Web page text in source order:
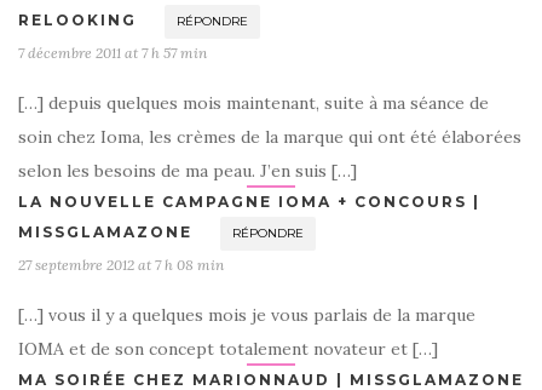
RELOOKING
RÉPONDRE
7 décembre 2011 at 7 h 57 min
[…] depuis quelques mois maintenant, suite à ma séance de
soin chez Ioma, les crèmes de la marque qui ont été élaborées
selon les besoins de ma peau. J’en suis […]
LA NOUVELLE CAMPAGNE IOMA + CONCOURS |
MISSGLAMAZONE
RÉPONDRE
27 septembre 2012 at 7 h 08 min
[…] vous il y a quelques mois je vous parlais de la marque
IOMA et de son concept totalement novateur et […]
MA SOIRÉE CHEZ MARIONNAUD | MISSGLAMAZONE